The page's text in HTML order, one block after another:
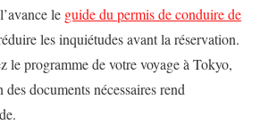
le guide du permis de conduire de
les inquiétudes avant la réservation.
le programme de votre voyage à Tokyo,
documents nécessaires rend